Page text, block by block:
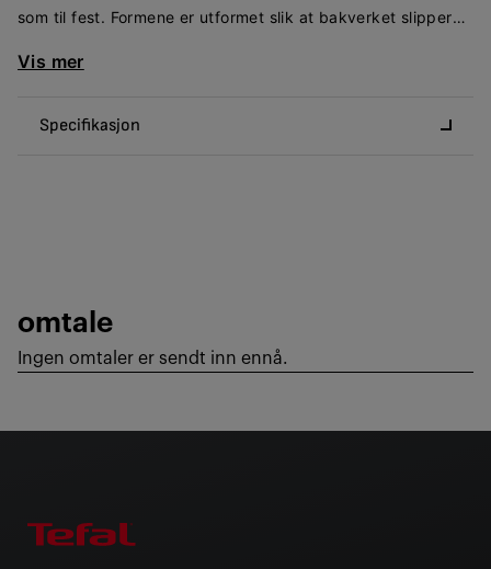
som til fest. Formene er utformet slik at bakverket slipper
og gyllenbrune resultater. Det keramiske belegget forenkler
de strengeste kvalitetsstandardene, og det gjør det enkelt
Vis mer
Specifikasjon
Nettovekt (kg)